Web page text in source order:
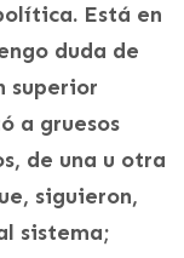
Está en
duda de
superior
a gruesos
de una u otra
siguieron,
sistema;